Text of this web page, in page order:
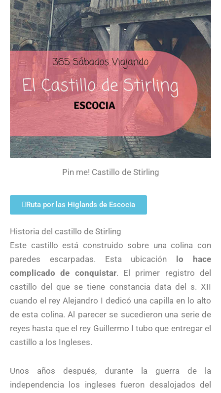
Pin me! Castillo de Stirling
Ruta por las Higlands de Escocia
Historia del castillo de Stirling
Este castillo está construido sobre una colina con
paredes escarpadas. Esta ubicación
lo hace
complicado de conquistar. El primer registro del
castillo del que se tiene constancia data del s. XII
cuando el rey Alejandro I dedicó una capilla en lo alto
de esta colina. Al parecer se sucedieron una serie de
reyes hasta que el rey Guillermo I tubo que entregar el
castillo a los Ingleses.
Unos años después, durante la guerra de la
independencia los ingleses fueron desalojados del